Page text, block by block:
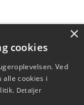
bevarelsen
×
cookies
Ved
alle cookies i
Detaljer